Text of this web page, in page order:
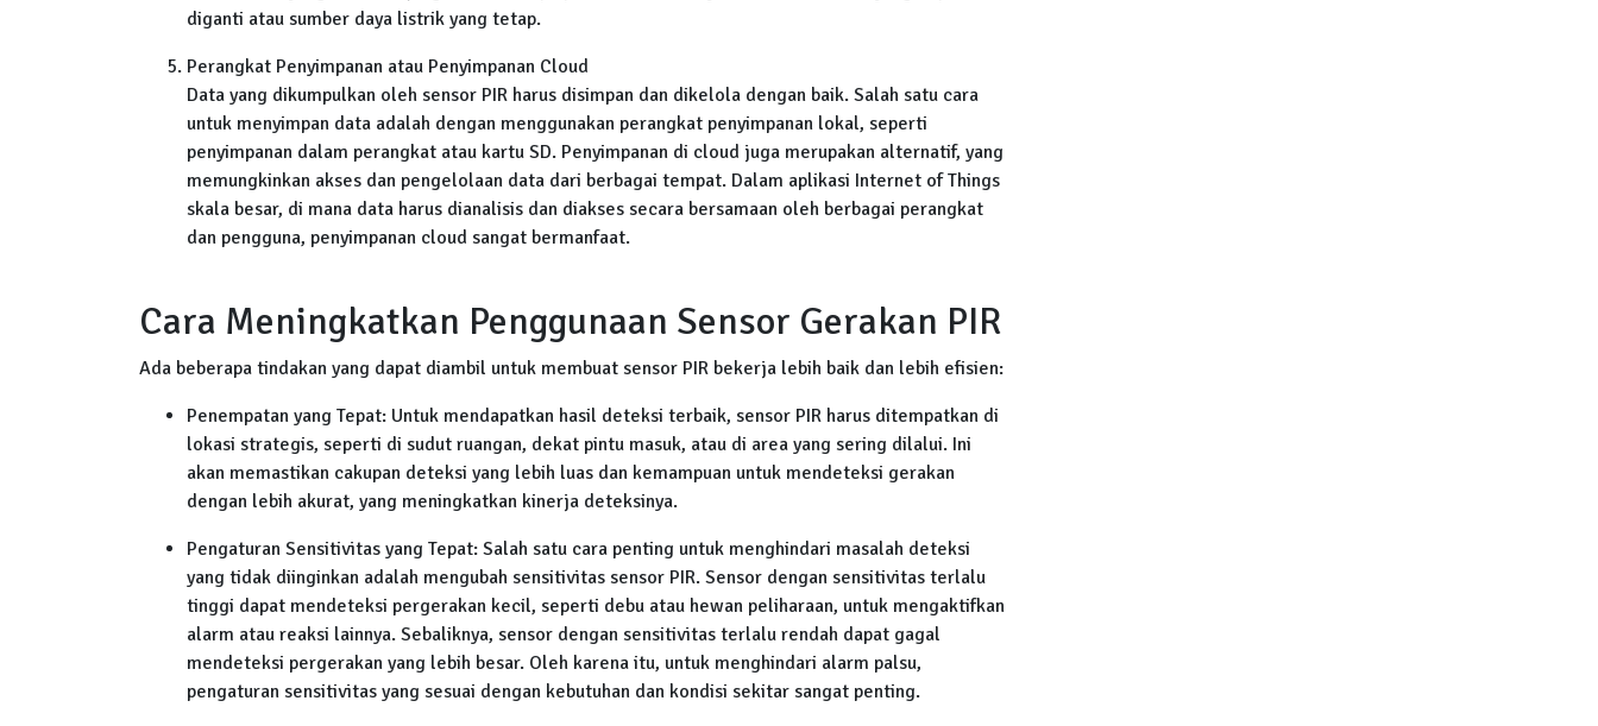
diganti atau sumber daya listrik yang tetap.
Perangkat Penyimpanan atau Penyimpanan Cloud
Data yang dikumpulkan oleh sensor PIR harus disimpan dan dikelola dengan baik. Salah satu cara
untuk menyimpan data adalah dengan menggunakan perangkat penyimpanan lokal, seperti
penyimpanan dalam perangkat atau kartu SD. Penyimpanan di cloud juga merupakan alternatif, yang
memungkinkan akses dan pengelolaan data dari berbagai tempat. Dalam aplikasi Internet of Things
skala besar, di mana data harus dianalisis dan diakses secara bersamaan oleh berbagai perangkat
dan pengguna, penyimpanan cloud sangat bermanfaat.
Cara Meningkatkan Penggunaan Sensor Gerakan PIR
Ada beberapa tindakan yang dapat diambil untuk membuat sensor PIR bekerja lebih baik dan lebih efisien:
Penempatan yang Tepat: Untuk mendapatkan hasil deteksi terbaik, sensor PIR harus ditempatkan di
lokasi strategis, seperti di sudut ruangan, dekat pintu masuk, atau di area yang sering dilalui. Ini
akan memastikan cakupan deteksi yang lebih luas dan kemampuan untuk mendeteksi gerakan
dengan lebih akurat, yang meningkatkan kinerja deteksinya.
Pengaturan Sensitivitas yang Tepat: Salah satu cara penting untuk menghindari masalah deteksi
yang tidak diinginkan adalah mengubah sensitivitas sensor PIR. Sensor dengan sensitivitas terlalu
tinggi dapat mendeteksi pergerakan kecil, seperti debu atau hewan peliharaan, untuk mengaktifkan
alarm atau reaksi lainnya. Sebaliknya, sensor dengan sensitivitas terlalu rendah dapat gagal
mendeteksi pergerakan yang lebih besar. Oleh karena itu, untuk menghindari alarm palsu,
pengaturan sensitivitas yang sesuai dengan kebutuhan dan kondisi sekitar sangat penting.